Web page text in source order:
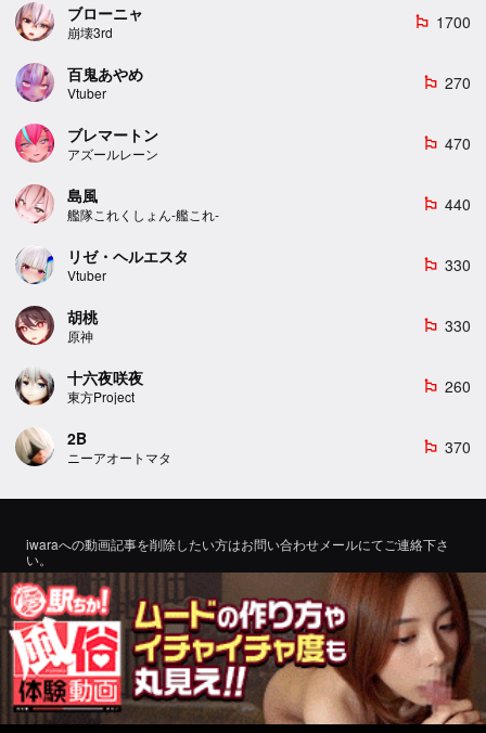
ブローニャ
崩壊3rd
emoji_flags 1700
百鬼あやめ
Vtuber
emoji_flags 270
ブレマートン
アズールレーン
emoji_flags 470
島風
艦隊これくしょん-艦これ-
emoji_flags 440
リゼ・ヘルエスタ
Vtuber
emoji_flags 330
胡桃
原神
emoji_flags 330
十六夜咲夜
東方Project
emoji_flags 260
2B
ニーアオートマタ
emoji_flags 370
iwaraへの動画記事を削除したい方はお問い合わせメールにてご連絡下さ
い。
If you would like to remove a video article to iwara, please contact us by
email for inquiry.
お問い合わせ ©2022 エロMMDTube